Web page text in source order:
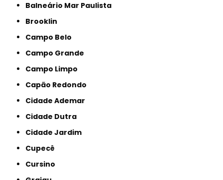
Balneário Mar Paulista
Brooklin
Campo Belo
Campo Grande
Campo Limpo
Capão Redondo
Cidade Ademar
Cidade Dutra
Cidade Jardim
Cupecê
Cursino